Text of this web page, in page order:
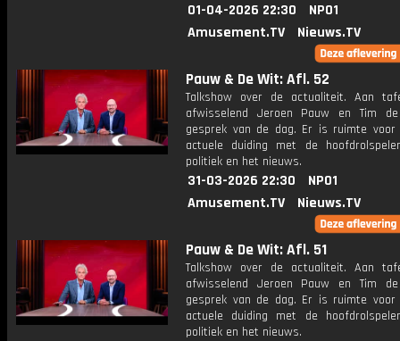
01-04-2026 22:30
NPO1
Amusement.TV
Nieuws.TV
Pauw & De Wit: Afl. 52
Talkshow over de actualiteit. Aan
afwisselend Jeroen Pauw en Tim
gesprek van de dag. Er is ruimte
actuele duiding met de
politiek en het nieuws.
31-03-2026 22:30
NPO1
Amusement.TV
Nieuws.TV
Pauw & De Wit: Afl. 51
Talkshow over de actualiteit. Aan
afwisselend Jeroen Pauw en Tim
gesprek van de dag. Er is ruimte
actuele duiding met de
politiek en het nieuws.